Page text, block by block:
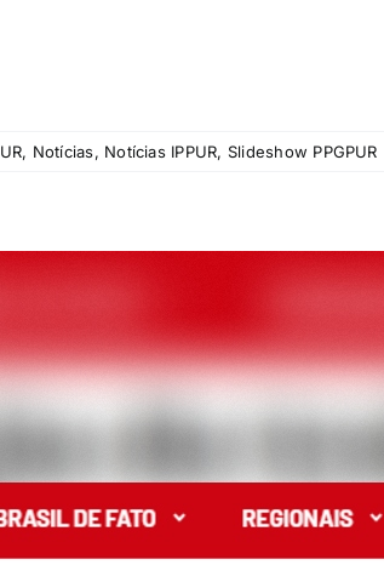
, Notícias, Notícias IPPUR, Slideshow PPGPUR